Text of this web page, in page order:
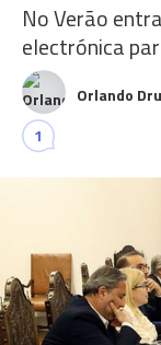
No Verão
electrónica
Orlando
1